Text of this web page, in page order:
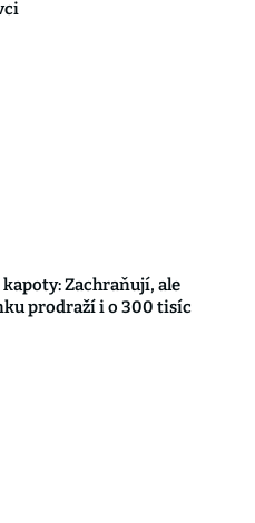
Zachraňují, ale
prodraží i o 300 tisíc